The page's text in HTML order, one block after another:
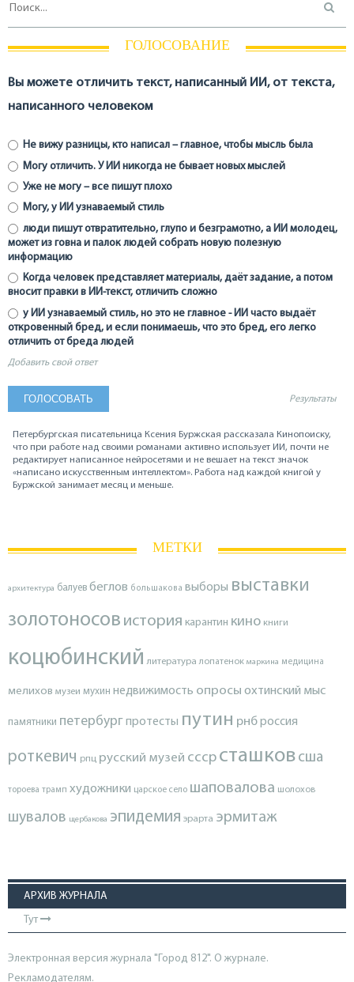
ГОЛОСОВАНИЕ
Вы можете отличить текст, написанный ИИ, от текста,
написанного человеком
Не вижу разницы, кто написал – главное, чтобы мысль была
Могу отличить. У ИИ никогда не бывает новых мыслей
Уже не могу – все пишут плохо
Могу, у ИИ узнаваемый стиль
люди пишут отвратительно, глупо и безграмотно, а ИИ молодец,
может из говна и палок людей собрать новую полезную
информацию
Когда человек представляет материалы, даёт задание, а потом
вносит правки в ИИ-текст, отличить сложно
у ИИ узнаваемый стиль, но это не главное - ИИ часто выдаёт
откровенный бред, и если понимаешь, что это бред, его легко
отличить от бреда людей
Добавить свой ответ
Результаты
Петербургская писательница Ксения Буржская рассказала Кинопоиску,
что при работе над своими романами активно использует ИИ, почти не
редактирует написанное нейросетями и не вешает на текст значок
«написано искусственным интеллектом». Работа над каждой книгой у
Буржской занимает месяц и меньше.
МЕТКИ
архитектура балуев беглов большакова выборы выставки
золотоносов история карантин кино книги
коцюбинский литература лопатенок маркина медицина
мелихов музеи мухин недвижимость опросы охтинский мыс
памятники петербургпротесты путин рнброссия
роткевич рпц русский музей ссср сташков сша
тороева трамп художники царское село шаповалова шолохов
шувалов щербакова эпидемия эрарта эрмитаж
АРХИВ ЖУРНАЛА
Тут
Электронная версия журнала "Город 812". О журнале.
Рекламодателям.